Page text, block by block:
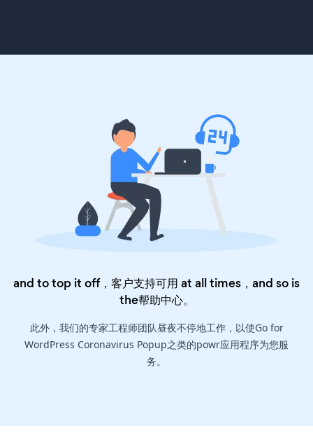
and to top it off，客户支持可用 at all times，and so is
the帮助中心。
此外，我们的专家工程师团队昼夜不停地工作，以使Go for
WordPress Coronavirus Popup之类的powr应用程序为您服
务。